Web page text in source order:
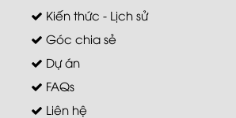
Kiến thức - Lịch sử
Góc chia sẻ
Dự án
FAQs
Liên hệ